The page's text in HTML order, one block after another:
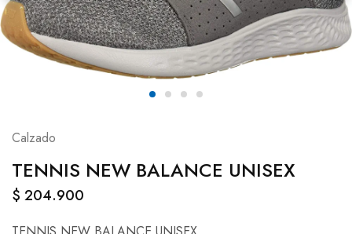
Calzado
TENNIS NEW BALANCE UNISEX
$ 204.900